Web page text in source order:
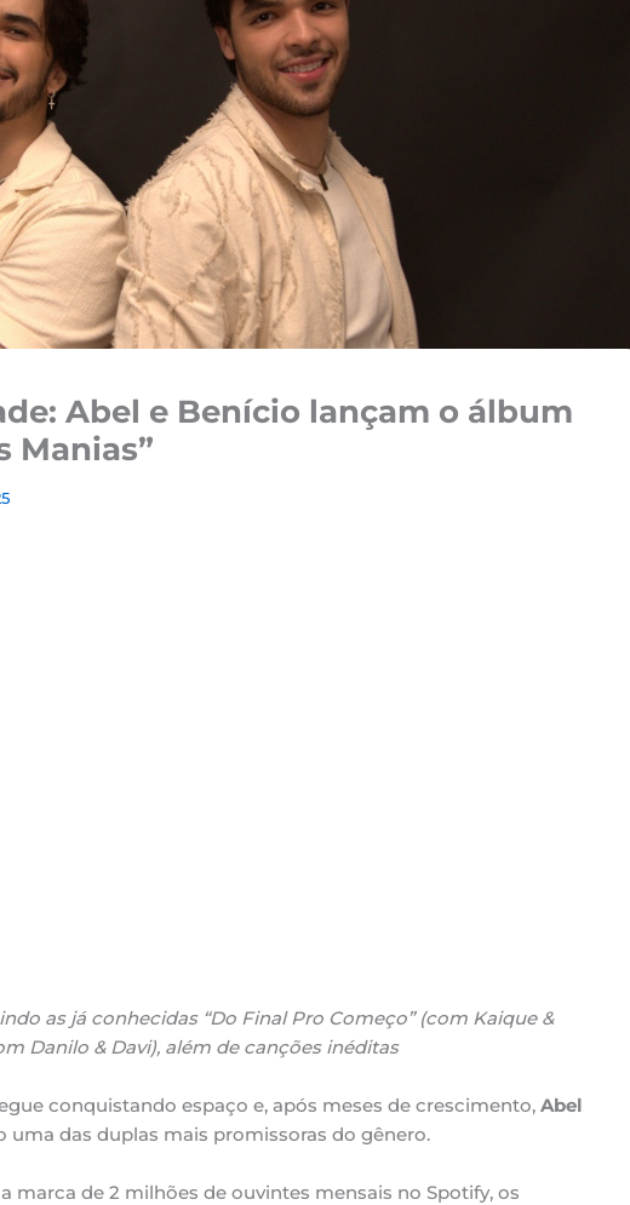
Abel e Benício lançam o álbum
Manias”
as já conhecidas “Do Final Pro Começo” (com Kaique &
Danilo & Davi), além de canções inéditas
conquistando espaço e, após meses de crescimento, Abel
das duplas mais promissoras do gênero.
marca de 2 milhões de ouvintes mensais no Spotify, os